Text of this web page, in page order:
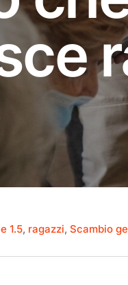
1.5, ragazzi, Scambio